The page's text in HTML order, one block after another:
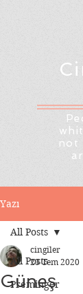
not
Yazı
All Posts
Preminger
All Posts
Güneş
cingiler
23 Tem 2020